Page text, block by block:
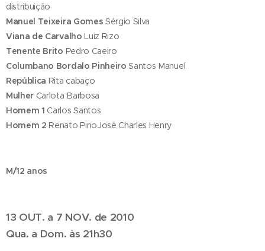
distribuição
Manuel Teixeira Gomes Sérgio Silva
Viana de Carvalho Luiz Rizo
Tenente Brito Pedro Caeiro
Columbano Bordalo Pinheiro Santos Manuel
República Rita cabaço
Mulher Carlota Barbosa
Homem 1 Carlos Santos
Homem 2 Renato PinoJosé Charles Henry
M/12 anos
13 OUT. a 7 NOV. de 2010
Qua. a Dom. às 21h30